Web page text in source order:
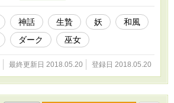
神話 生贄 妖
和風
ダーク 巫女
最終更新日 2018.05.20 登録日 2018.05.20